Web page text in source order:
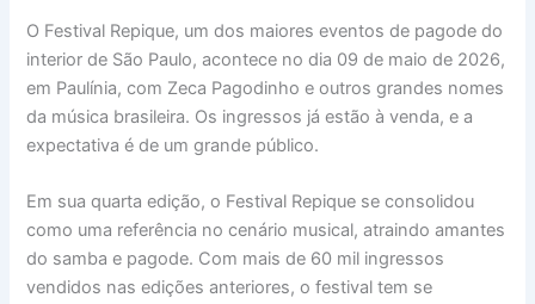
O Festival Repique, um dos maiores eventos de pagode do
interior de São Paulo, acontece no dia 09 de maio de 2026,
em Paulínia, com Zeca Pagodinho e outros grandes nomes
da música brasileira. Os ingressos já estão à venda, e a
expectativa é de um grande público.
Em sua quarta edição, o Festival Repique se consolidou
como uma referência no cenário musical, atraindo amantes
do samba e pagode. Com mais de 60 mil ingressos
vendidos nas edições anteriores, o festival tem se